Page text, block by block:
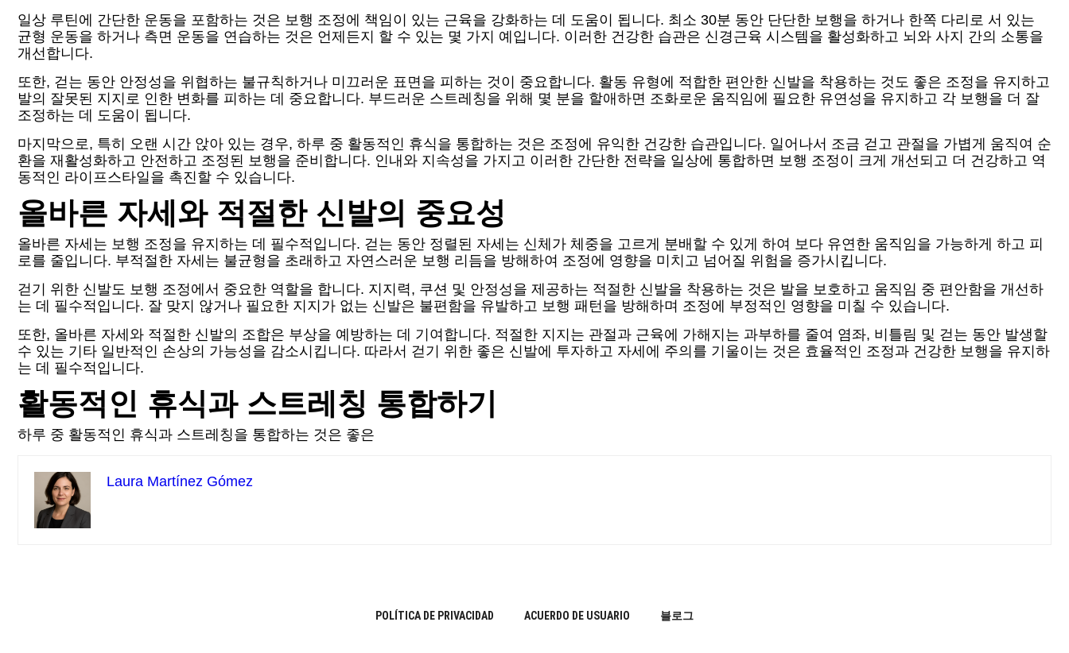
일상 루틴에 간단한 운동을 포함하는 것은 보행 조정에 책임이 있는 근육을 강화하는 데 도움이 됩니다. 최소 30분 동안 단단한 보행을 하거나 한쪽 다리로 서 있는
균형 운동을 하거나 측면 운동을 연습하는 것은 언제든지 할 수 있는 몇 가지 예입니다. 이러한 건강한 습관은 신경근육 시스템을 활성화하고 뇌와 사지 간의 소통을
개선합니다.
또한, 걷는 동안 안정성을 위협하는 불규칙하거나 미끄러운 표면을 피하는 것이 중요합니다. 활동 유형에 적합한 편안한 신발을 착용하는 것도 좋은 조정을 유지하고
발의 잘못된 지지로 인한 변화를 피하는 데 중요합니다. 부드러운 스트레칭을 위해 몇 분을 할애하면 조화로운 움직임에 필요한 유연성을 유지하고 각 보행을 더 잘
조정하는 데 도움이 됩니다.
마지막으로, 특히 오랜 시간 앉아 있는 경우, 하루 중 활동적인 휴식을 통합하는 것은 조정에 유익한 건강한 습관입니다. 일어나서 조금 걷고 관절을 가볍게 움직여 순
환을 재활성화하고 안전하고 조정된 보행을 준비합니다. 인내와 지속성을 가지고 이러한 간단한 전략을 일상에 통합하면 보행 조정이 크게 개선되고 더 건강하고 역
동적인 라이프스타일을 촉진할 수 있습니다.
올바른 자세와 적절한 신발의 중요성
올바른 자세는 보행 조정을 유지하는 데 필수적입니다. 걷는 동안 정렬된 자세는 신체가 체중을 고르게 분배할 수 있게 하여 보다 유연한 움직임을 가능하게 하고 피
로를 줄입니다. 부적절한 자세는 불균형을 초래하고 자연스러운 보행 리듬을 방해하여 조정에 영향을 미치고 넘어질 위험을 증가시킵니다.
걷기 위한 신발도 보행 조정에서 중요한 역할을 합니다. 지지력, 쿠션 및 안정성을 제공하는 적절한 신발을 착용하는 것은 발을 보호하고 움직임 중 편안함을 개선하
는 데 필수적입니다. 잘 맞지 않거나 필요한 지지가 없는 신발은 불편함을 유발하고 보행 패턴을 방해하며 조정에 부정적인 영향을 미칠 수 있습니다.
또한, 올바른 자세와 적절한 신발의 조합은 부상을 예방하는 데 기여합니다. 적절한 지지는 관절과 근육에 가해지는 과부하를 줄여 염좌, 비틀림 및 걷는 동안 발생할
수 있는 기타 일반적인 손상의 가능성을 감소시킵니다. 따라서 걷기 위한 좋은 신발에 투자하고 자세에 주의를 기울이는 것은 효율적인 조정과 건강한 보행을 유지하
는 데 필수적입니다.
활동적인 휴식과 스트레칭 통합하기
하루 중 활동적인 휴식과 스트레칭을 통합하는 것은 좋은
Laura Martínez Gómez
POLÍTICA DE PRIVACIDAD ACUERDO DE USUARIO 블로그